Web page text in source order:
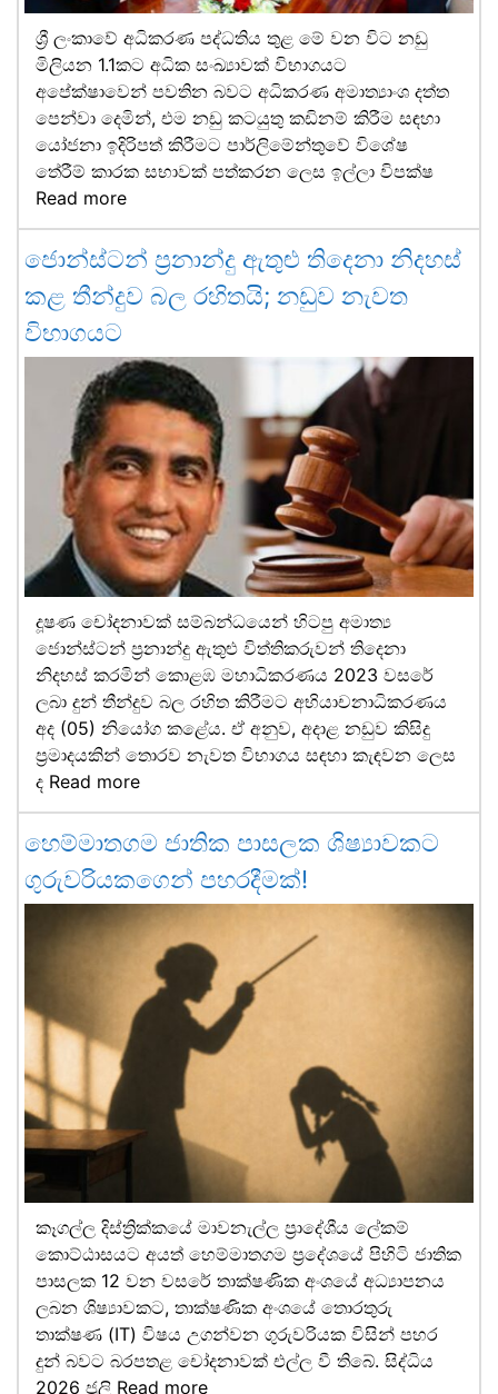
ශ්‍රී ලංකාවේ අධිකරණ පද්ධතිය තුළ මේ වන විට නඩු
මිලියන 1.1කට අධික සංඛ්‍යාවක් විභාගයට
අපේක්ෂාවෙන් පවතින බවට අධිකරණ අමාත්‍යාංශ දත්ත
පෙන්වා දෙමින්, එම නඩු කටයුතු කඩිනම් කිරීම සඳහා
යෝජනා ඉදිරිපත් කිරීමට පාර්ලිමේන්තුවේ විශේෂ
තේරීම් කාරක සභාවක් පත්කරන ලෙස ඉල්ලා විපක්ෂ
Read more
ජොන්ස්ටන් ප්‍රනාන්දු ඇතුළු තිදෙනා නිදහස්
කළ තීන්දුව බල රහිතයි; නඩුව නැවත
විභාගයට
දූෂණ චෝදනාවක් සම්බන්ධයෙන් හිටපු අමාත්‍ය
ජොන්ස්ටන් ප්‍රනාන්දු ඇතුළු විත්තිකරුවන් තිදෙනා
නිදහස් කරමින් කොළඹ මහාධිකරණය 2023 වසරේ
ලබා දුන් තීන්දුව බල රහිත කිරීමට අභියාචනාධිකරණය
අද (05) නියෝග කළේය. ඒ අනුව, අදාළ නඩුව කිසිදු
ප්‍රමාදයකින් තොරව නැවත විභාගය සඳහා කැඳවන ලෙස
ද Read more
හෙම්මාතගම ජාතික පාසලක ශිෂ්‍යාවකට
ගුරුවරියකගෙන් පහරදීමක්!
කෑගල්ල දිස්ත්‍රික්කයේ මාවනැල්ල ප්‍රාදේශීය ලේකම්
කොට්ඨාසයට අයත් හෙම්මාතගම ප්‍රදේශයේ පිහිටි ජාතික
පාසලක 12 වන වසරේ තාක්ෂණික අංශයේ අධ්‍යාපනය
ලබන ශිෂ්‍යාවකට, තාක්ෂණික අංශයේ තොරතුරු
තාක්ෂණ (IT) විෂය උගන්වන ගුරුවරියක විසින් පහර
දුන් බවට බරපතළ චෝදනාවක් එල්ල වී තිබේ. සිද්ධිය
2026 ජූලි Read more